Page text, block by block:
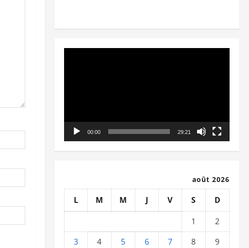
00:00 29:21
août 2026
L M M J V S
D
1
2
3
4 5 6 7 8
9